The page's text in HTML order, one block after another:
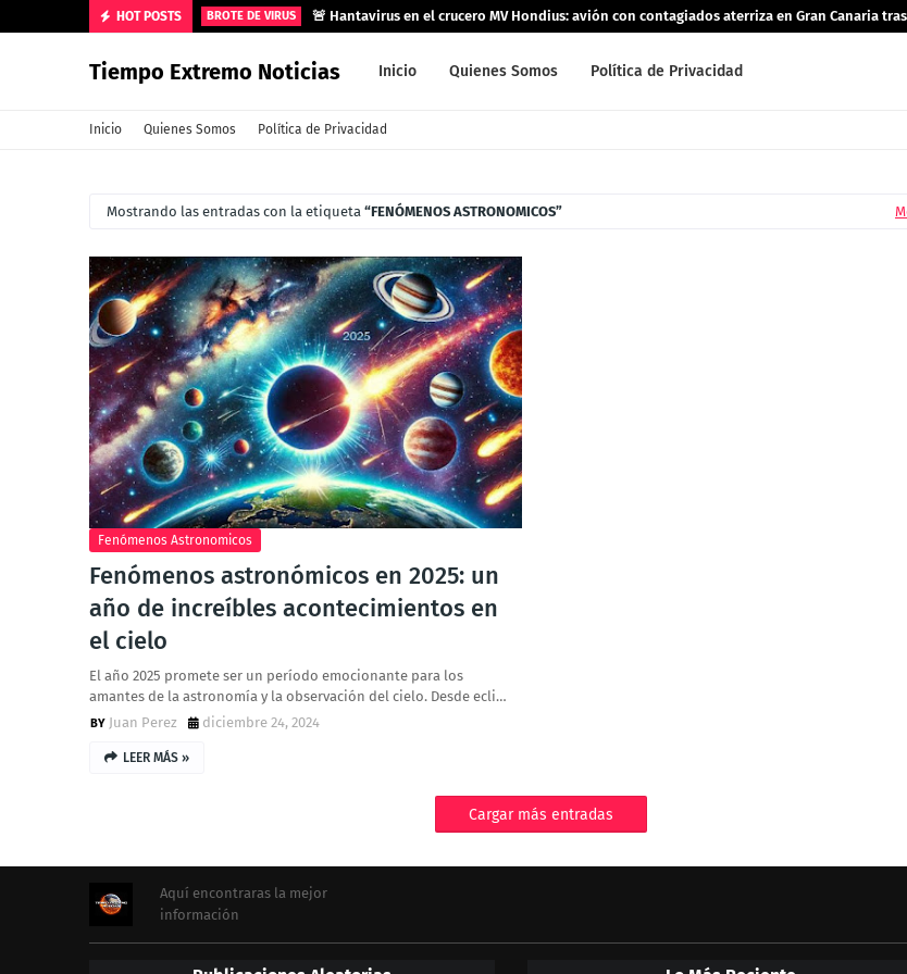
HOT POSTS BROTE DE VIRUS 🚨 Hantavirus en el crucero MV Hondius: avión con contagiados aterriza en Gran Canaria
Tiempo Extremo Noticias Inicio Quienes Somos Política de Privacidad
Inicio Quienes Somos Política de Privacidad
Mostrando las entradas con la etiqueta FENÓMENOS ASTRONOMICOS
Fenómenos Astronomicos
Fenómenos astronómicos en 2025: un
año de increíbles acontecimientos en
el cielo
El año 2025 promete ser un período emocionante para los
amantes de la astronomía y la observación del cielo. Desde ecli…
Juan Perez
diciembre 24, 2024
LEER MÁS »
Cargar más entradas
Aquí encontraras la mejor
información